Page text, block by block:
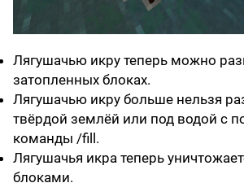
Лягушачью икру теперь можно
затопленных блоках.
Лягушачью икру больше нельзя
твёрдой землёй или под водой с
команды /fill.
Лягушачья икра теперь
блоками.